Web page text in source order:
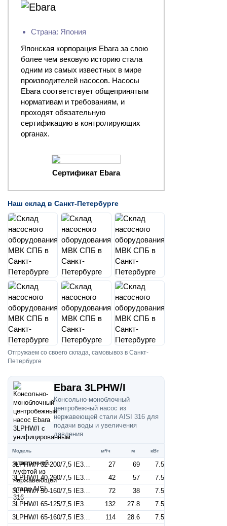
Страна: Япония
Японская корпорация Ebara за свою
более чем вековую историю стала
одним из самых известных в мире
производителей насосов. Насосы
Ebara соответствует общепринятым
нормативам и требованиям, и
проходят обязательную
сертификацию в контролирующих
органах.
Сертификат Ebara
Наш склад в Санкт-Петербурге
Отгружаем со своего склада, самовывоз в Санкт-
Петербурге
Ebara 3LPHW/I
Консольно-моноблочный
центробежный насос из
нержавеющей стали AISI 316 для
подачи воды и увеличения
давления
Модель м³/ч м кВт
3LPHW/I 32-200/7,5 IE3 (Артикул 1843149204I) 27 69
7.5
3LPHW/I 40-200/7,5 IE3 (Артикул 1853149204I)
42 57
7.5
3LPHW/I 50-160/7,5 IE3 (Артикул 1863149204I)
72 38
7.5
3LPHW/I 65-125/7,5 IE3 (Артикул 1874149204I)
132 27.8
7.5
3LPHW/I 65-160/7,5 IE3 (Артикул 1874249204I)
114 28.6
7.5